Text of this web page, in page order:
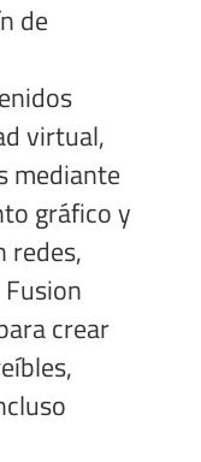
de
virtual,
mediante
gráfico y
redes,
crear